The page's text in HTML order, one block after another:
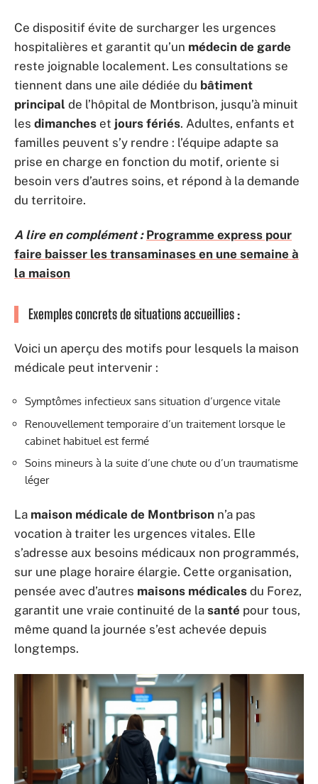
Ce dispositif évite de surcharger les urgences
hospitalières et garantit qu’un médecin de garde
reste joignable localement. Les consultations se
tiennent dans une aile dédiée du bâtiment
principal de l’hôpital de Montbrison, jusqu’à minuit
les dimanches et jours fériés. Adultes, enfants et
familles peuvent s’y rendre : l’équipe adapte sa
prise en charge en fonction du motif, oriente si
besoin vers d’autres soins, et répond à la demande
du territoire.
A lire en complément : Programme express pour
faire baisser les transaminases en une semaine à
la maison
Exemples concrets de situations accueillies :
Voici un aperçu des motifs pour lesquels la maison
médicale peut intervenir :
Symptômes infectieux sans situation d’urgence vitale
Renouvellement temporaire d’un traitement lorsque le
cabinet habituel est fermé
Soins mineurs à la suite d’une chute ou d’un traumatisme
léger
La maison médicale de Montbrison n’a pas
vocation à traiter les urgences vitales. Elle
s’adresse aux besoins médicaux non programmés,
sur une plage horaire élargie. Cette organisation,
pensée avec d’autres maisons médicales du Forez,
garantit une vraie continuité de la santé pour tous,
même quand la journée s’est achevée depuis
longtemps.